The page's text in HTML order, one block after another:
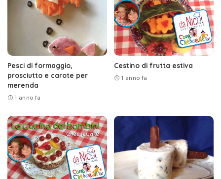
Pesci di formaggio,
prosciutto e carote per
merenda
1 anno fa
Cestino di frutta estiva
1 anno fa